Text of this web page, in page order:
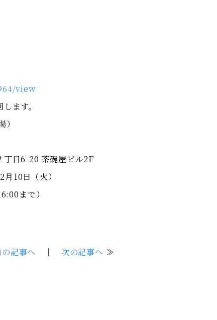
view
ます。
6-20 茶碗屋ビル2F
10日（火）
まで）
記事へ ｜ 次の記事へ ≫